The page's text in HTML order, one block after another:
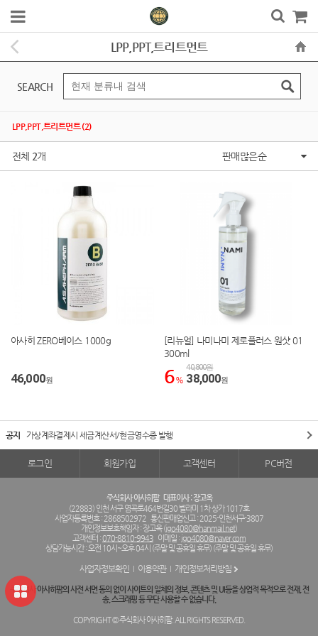
LPP,PPT,트리트먼트
SEARCH
LPP,PPT,트리트먼트 (2)
전체 2개 판매많은순
아사히 ZERO베이스 1000g
46,000원
[리뉴얼] 나미나미 제로플러스 원샷 01
300ml
6 %
40,800원
38,000원
공지 가상계좌결제시 세금계산서/현금영수증 발행
로그인 회원가입 고객센터 PC버전
주식회사 아사히팜 대표이사 : 장고옥
(22883) 인천 서구 염곡로464번길30 벨라미 1차 상가 1017호
사업자등록번호 : 2868502972 통신판매업신고 : 2025-인천서구-3807
개인정보보호책임자 : 장고옥 (jgo4080@hanmail.net)
고객센터 :070-8810-9943 이메일 : jgo4080@naver.com
상담가능시간 : 오전 10시~오후 04시 (주말 및 공휴일 휴무) (주말 및 공휴일 휴무)
사업자정보확인 이용약관 개인정보처리방침
주식회사 아사히팜의 사전 서면 동의 없이 사이트의 일체의 정보, 콘텐츠 및 UI등을 상업적 목적으로 전재, 전
송, 스크래핑 등 무단 사용할 수 없습니다.
COPYRIGHT © 주식회사 아사히팜. ALL RIGHTS RESERVED.